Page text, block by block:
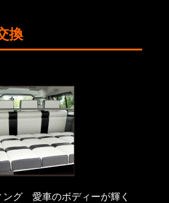
換
ング愛車のボディーが輝く